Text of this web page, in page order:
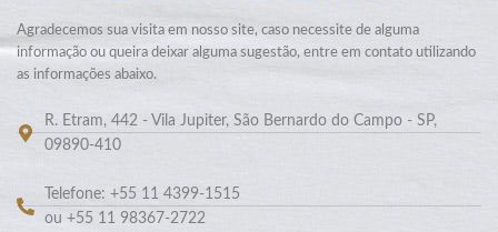
Agradecemos sua visita em nosso site, caso necessite de alguma
informação ou queira deixar alguma sugestão, entre em contato utilizando
as informações abaixo.
R. Etram, 442 - Vila Jupiter, São Bernardo do Campo - SP,
09890-410
Telefone: +55 11 4399-1515
ou +55 11 98367-2722